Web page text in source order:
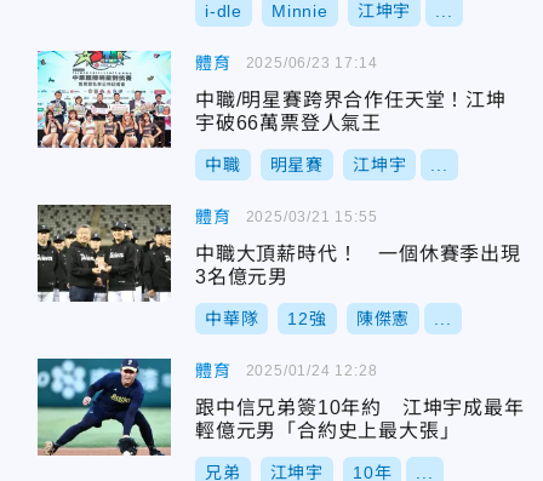
i-dle Minnie 江坤宇
體育
中職/明星賽跨界合作任天堂！江坤
宇破66萬票登人氣王
中職 明星賽 江坤宇
2025/06/23 17:14
體育
中職大頂薪時代！ 一個休賽季出現
3名億元男
中華隊 12強 陳傑憲
2025/03/21 15:55
體育
跟中信兄弟簽10年約 江坤宇成最年
輕億元男「合約史上最大張」
兄弟 江坤宇 10年
2025/01/24 12:28